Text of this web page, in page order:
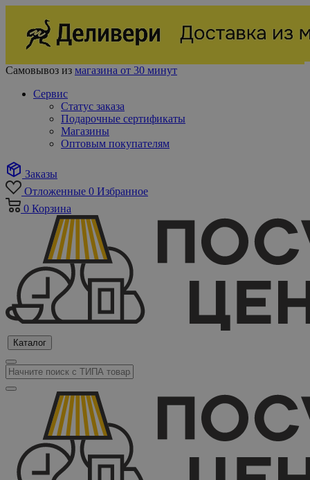
Самовывоз из магазина от 30 минут
Сервис
Статус заказа
Подарочные сертификаты
Магазины
Оптовым покупателям
Заказы
Отложенные 0 Избранное
0 Корзина
Каталог